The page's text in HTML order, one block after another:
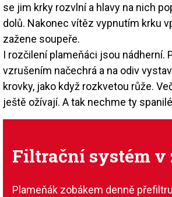
se jim krky rozvlní a hlavy na nich
dolů. Nakonec vítěz vypnutím krku
zažene soupeře.
I rozčilení plameňáci jsou nádherní.
vzrušením načechrá a na odiv
krovky, jako když rozkvetou růže.
ještě ožívají. A tak nechme ty
Filtrační systém v
Plameňák zobákem denně